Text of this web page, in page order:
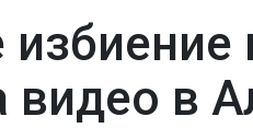
видео в